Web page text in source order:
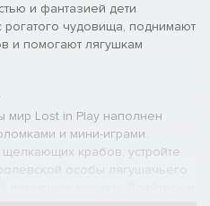
и фантазией дети
чудовища, поднимают
и помогают лягушкам
Lost in Play наполнен
и мини-играми.
крабов, устройте
особы лягушачьего